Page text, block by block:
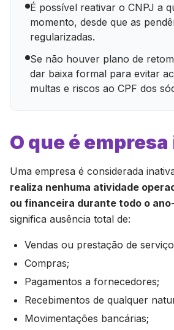
É possível reativar o CNPJ a
momento, desde que as
regularizadas.
Se não houver plano de
dar baixa formal para evitar
multas e riscos ao CPF dos
O que é
Uma empresa é considerada
realiza nenhuma atividade
ou financeira durante todo o
significa ausência total de:
Vendas ou prestação de
Compras;
Pagamentos a fornecedores;
Recebimentos de qualquer
Movimentações bancárias;